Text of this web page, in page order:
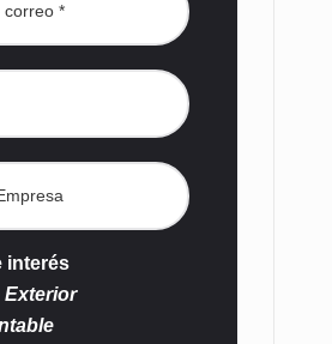
interés
Exterior